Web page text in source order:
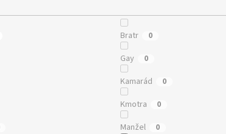
Bratr 0
Gay 0
Kamarád 0
Kmotra 0
Manžel 0